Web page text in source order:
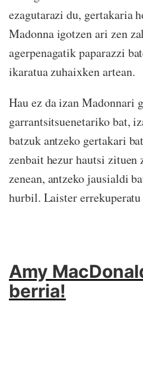
ezagutarazi du, gertakaria
Madonna igotzen ari zen
agerpenagatik paparazzi
ikaratua zuhaixken artean.
Hau ez da izan Madonnari
garrantsitsuenetariko bat,
batzuk antzeko gertakari
zenbait hezur hautsi
zenean, antzeko jausialdi
hurbil. Laister errekuperatu
Amy
berria!